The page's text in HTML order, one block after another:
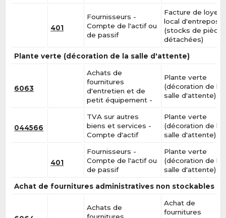
401
Fournisseurs -
Compte de l'actif ou
de passif
Facture de loyer
local
(stocks de
détachées)
Plante verte (décoration de la salle d'attente)
6063
Achats de
fournitures
d'entretien et de
petit équipement -
Plante verte
(décoration de la
salle d'attente)
044566
TVA sur autres
biens et services -
Compte d'actif
Plante verte
(décoration de la
salle d'attente)
401
Fournisseurs -
Compte de l'actif ou
de passif
Plante verte
(décoration de la
salle d'attente)
Achat de fournitures administratives non stockables
Achats de
fournitures
Achat de
fournitures